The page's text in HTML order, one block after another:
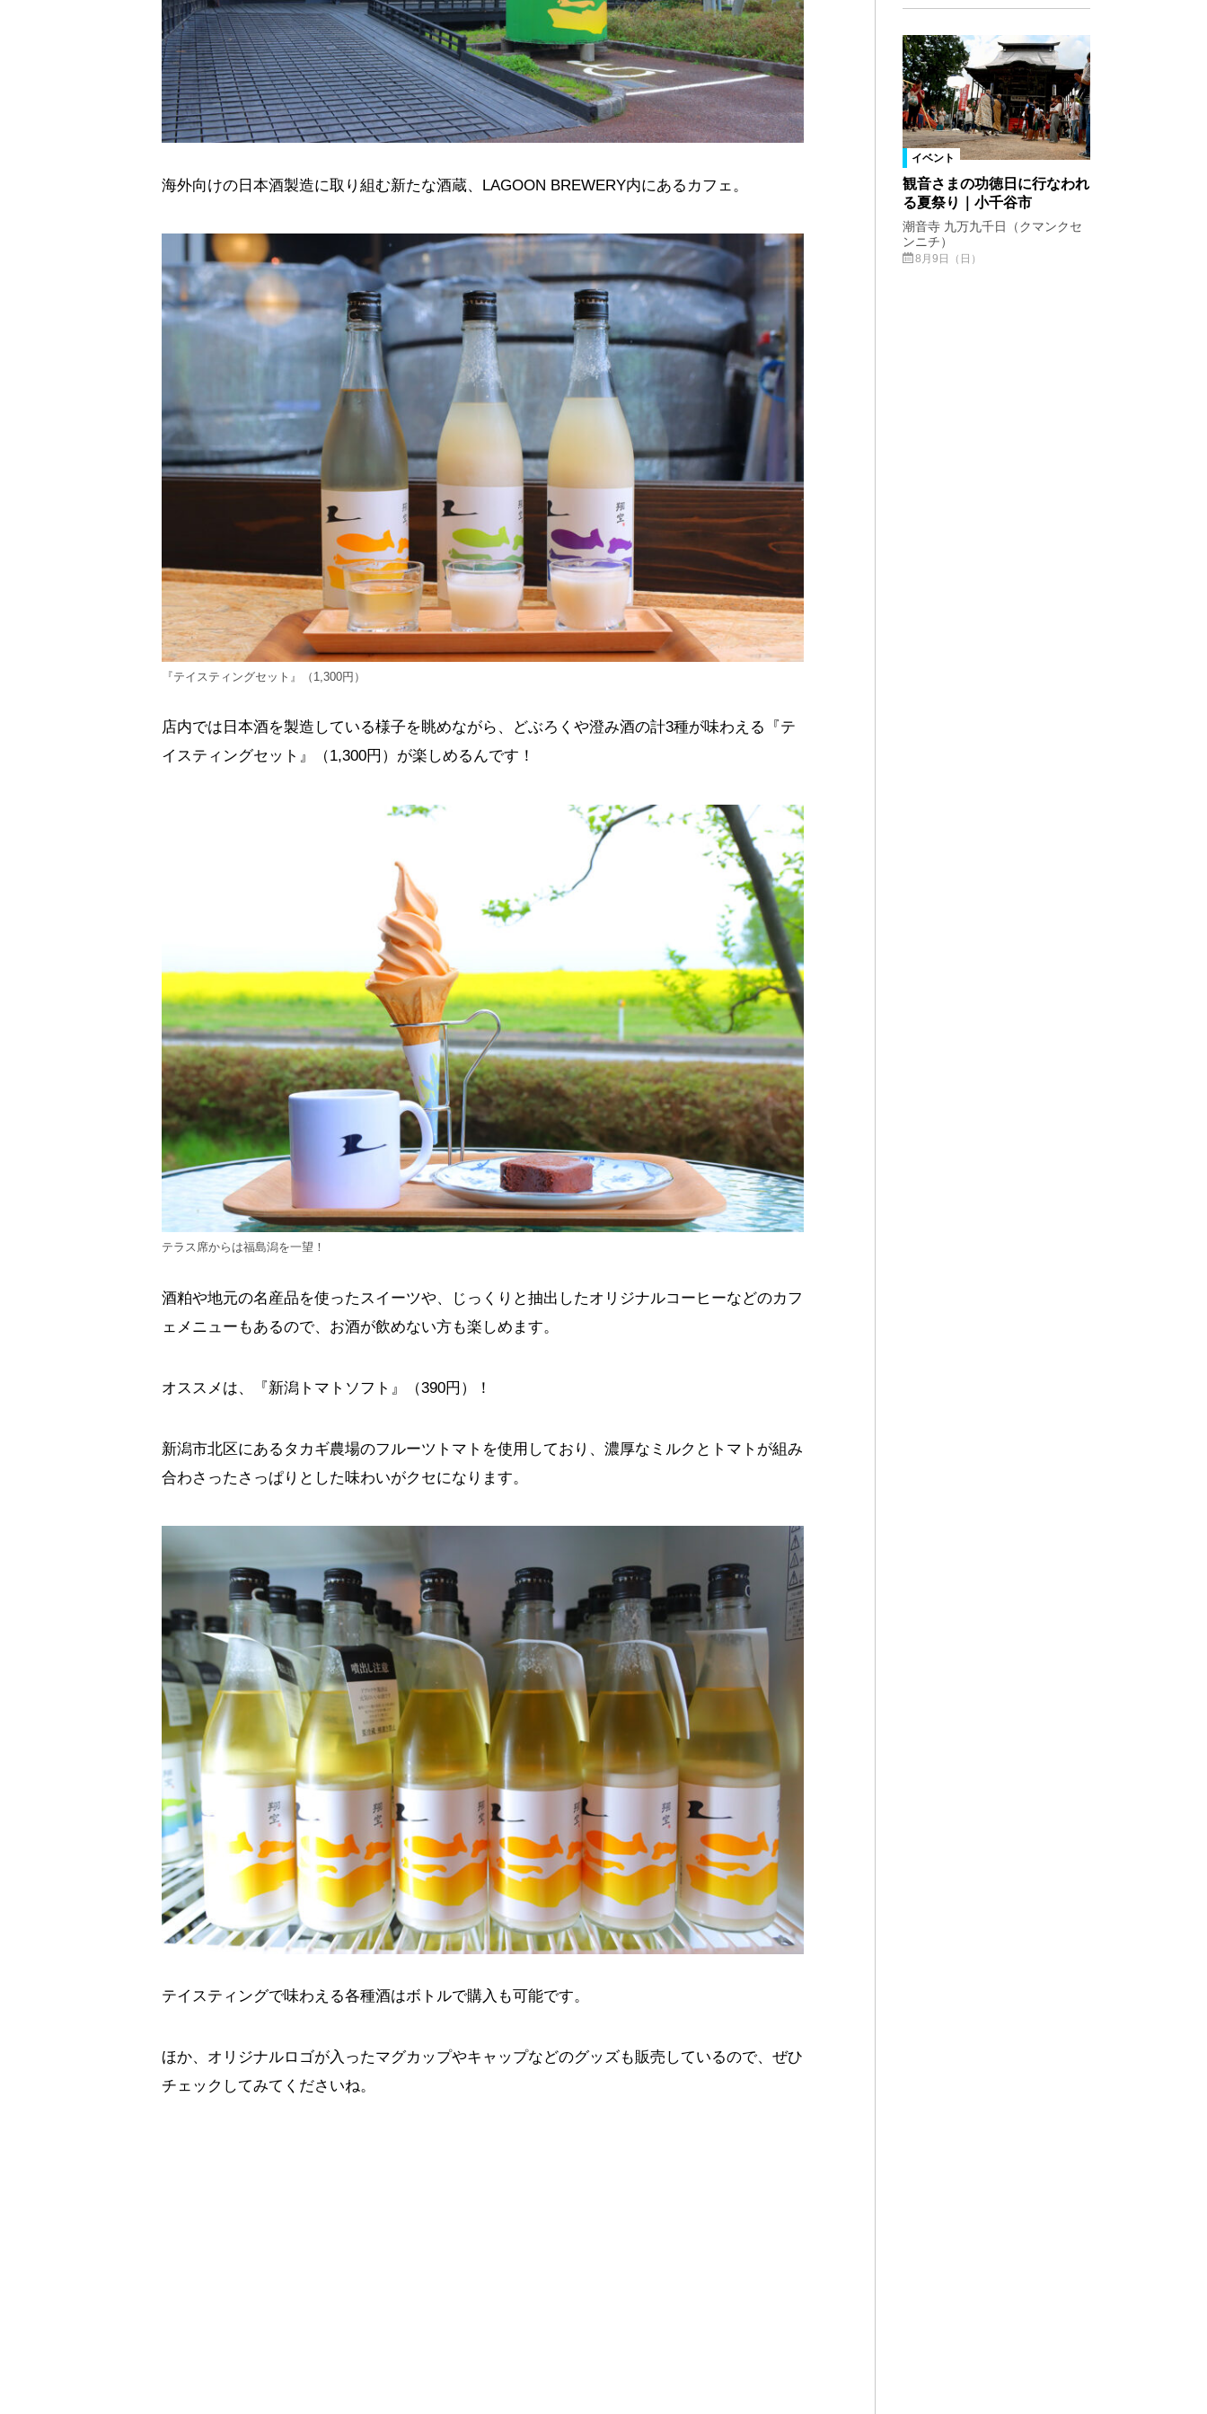
海外向けの日本酒製造に取り組む新たな酒蔵、LAGOON BREWERY内にあるカフェ。
『テイスティングセット』（1,300円）
店内では日本酒を製造している様子を眺めながら、どぶろくや澄み酒の計3種が味わえる『テ
イスティングセット』（1,300円）が楽しめるんです！
テラス席からは福島潟を一望！
酒粕や地元の名産品を使ったスイーツや、じっくりと抽出したオリジナルコーヒーなどのカフ
ェメニューもあるので、お酒が飲めない方も楽しめます。
オススメは、『新潟トマトソフト』（390円）！
新潟市北区にあるタカギ農場のフルーツトマトを使用しており、濃厚なミルクとトマトが組み
合わさったさっぱりとした味わいがクセになります。
テイスティングで味わえる各種酒はボトルで購入も可能です。
ほか、オリジナルロゴが入ったマグカップやキャップなどのグッズも販売しているので、ぜひ
チェックしてみてくださいね。
イベント
観音さまの功徳日に行なわれ
る夏祭り｜小千谷市
潮音寺 九万九千日（クマンクセ
ンニチ）
8月9日（日）